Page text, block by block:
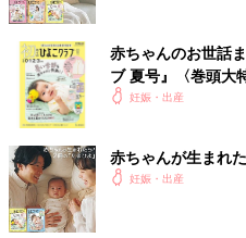
赤ちゃんのお世話
ブ 夏号』〈巻頭大
く！ おっぱい・ミ
妊娠・出産
赤ちゃんが生まれ
妊娠・出産